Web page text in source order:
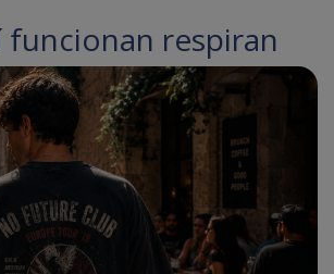
funcionan respiran